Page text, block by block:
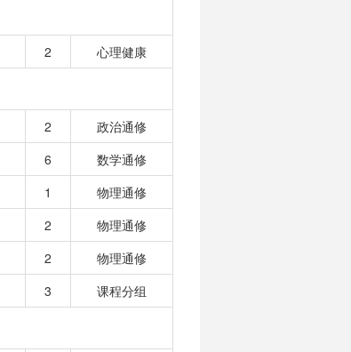
2 心理健康
2
政治通修
6
数学通修
1
物理通修
2
物理通修
2
物理通修
3 课程分组